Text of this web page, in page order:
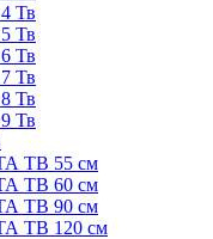
Тв
Тв
Тв
Тв
Тв
Тв
ТВ 55 см
ТВ 60 см
ТВ 90 см
ТВ 120 см